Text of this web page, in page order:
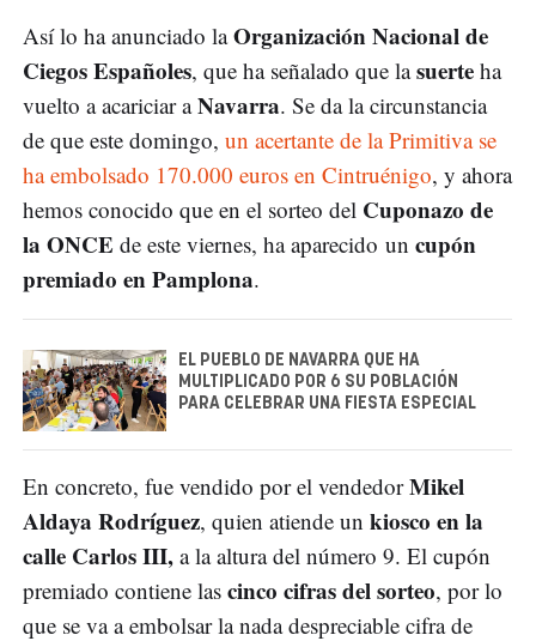
Así lo ha anunciado laOrganización Nacional de
Ciegos Españoles, que ha señalado que lasuerte ha
vuelto a acariciar aNavarra. Se da la circunstancia
de que este domingo, un acertante de la Primitiva se
ha embolsado 170.000 euros en Cintruénigo, y ahora
hemos conocido que en el sorteo del Cuponazo de
la ONCE de este viernes, ha aparecido un cupón
premiado en Pamplona.
EL PUEBLO DE NAVARRA QUE HA
MULTIPLICADO POR 6 SU POBLACIÓN
PARA CELEBRAR UNA FIESTA ESPECIAL
En concreto, fue vendido por el vendedorMikel
Aldaya Rodríguez, quien atiende un kiosco en la
calle Carlos III, a la altura del número 9. El cupón
premiado contiene las cinco cifras del sorteo, por lo
que se va a embolsar la nada despreciable cifra de